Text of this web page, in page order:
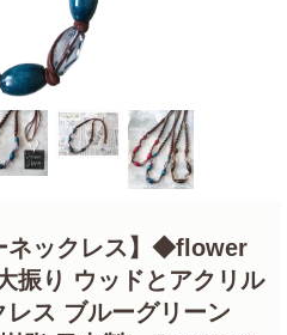
ネックレス】◆flower
振り ウッドとアクリル
レス ブルーグリーン